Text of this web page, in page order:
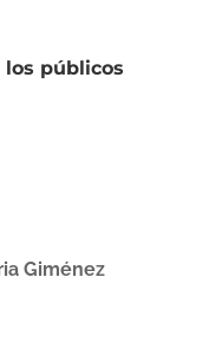
los públicos
Giménez